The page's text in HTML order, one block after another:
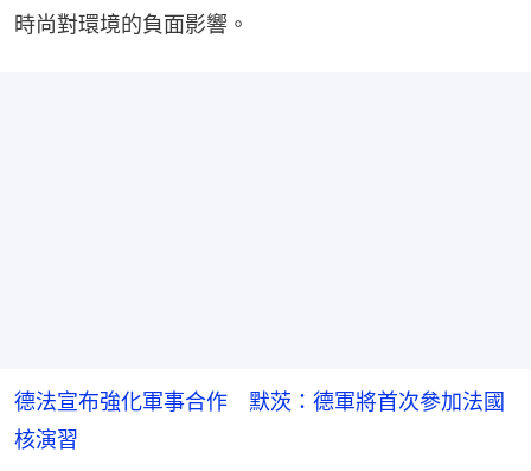
時尚對環境的負面影響。
德法宣布強化軍事合作 默茨：德軍將首次參加法國
核演習